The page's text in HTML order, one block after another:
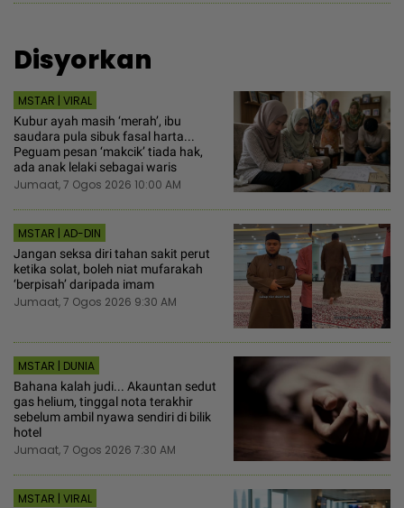
Disyorkan
MSTAR | VIRAL
Kubur ayah masih ‘merah’, ibu
saudara pula sibuk fasal harta...
Peguam pesan ‘makcik’ tiada hak,
ada anak lelaki sebagai waris
Jumaat, 7 Ogos 2026 10:00 AM
MSTAR | AD-DIN
Jangan seksa diri tahan sakit perut
ketika solat, boleh niat mufarakah
‘berpisah’ daripada imam
Jumaat, 7 Ogos 2026 9:30 AM
MSTAR | DUNIA
Bahana kalah judi... Akauntan sedut
gas helium, tinggal nota terakhir
sebelum ambil nyawa sendiri di bilik
hotel
Jumaat, 7 Ogos 2026 7:30 AM
MSTAR | VIRAL